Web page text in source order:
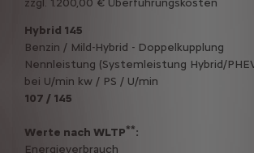
Hybrid 145
Benzin / Mild-Hybrid - Doppelkupplung
Nennleistung (Systemleistung Hybrid/
bei U/min kw / PS / U/min
107 / 145
Werte nach WLTP**:
Energieverbrauch